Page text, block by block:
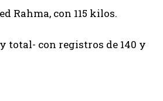
Rahma, con 115 kilos.
total- con registros de 140 y